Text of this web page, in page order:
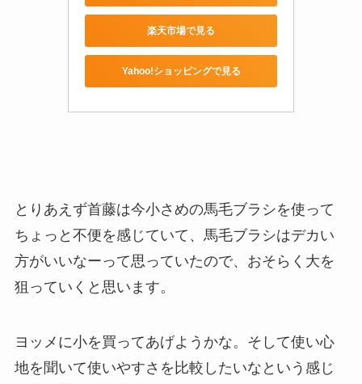
楽天市場で見る
Yahoo!ショッピングで見る
とりあえず首藤は今小さめの馬毛ブラシを使って
ちょっと不便を感じていて、馬毛ブラシはデカい
方がいいなーって思っていたので、おそらく大を
狙っていくと思います。
ヨッメに小を買ってあげようかな。そして使い心
地を聞いて使いやすさを比較したいなという感じ